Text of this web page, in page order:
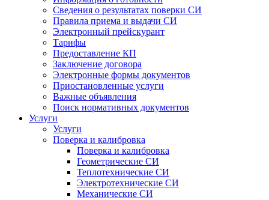
Сведения о результатах поверки СИ
Правила приема и выдачи СИ
Электронный прейскурант
Тарифы
Предоставление КП
Заключение договора
Электронные формы документов
Приостановленные услуги
Важные объявления
Поиск нормативных документов
Услуги
Услуги
Поверка и калибровка
Поверка и калибровка
Геометрические СИ
Теплотехнические СИ
Электротехнические СИ
Механические СИ